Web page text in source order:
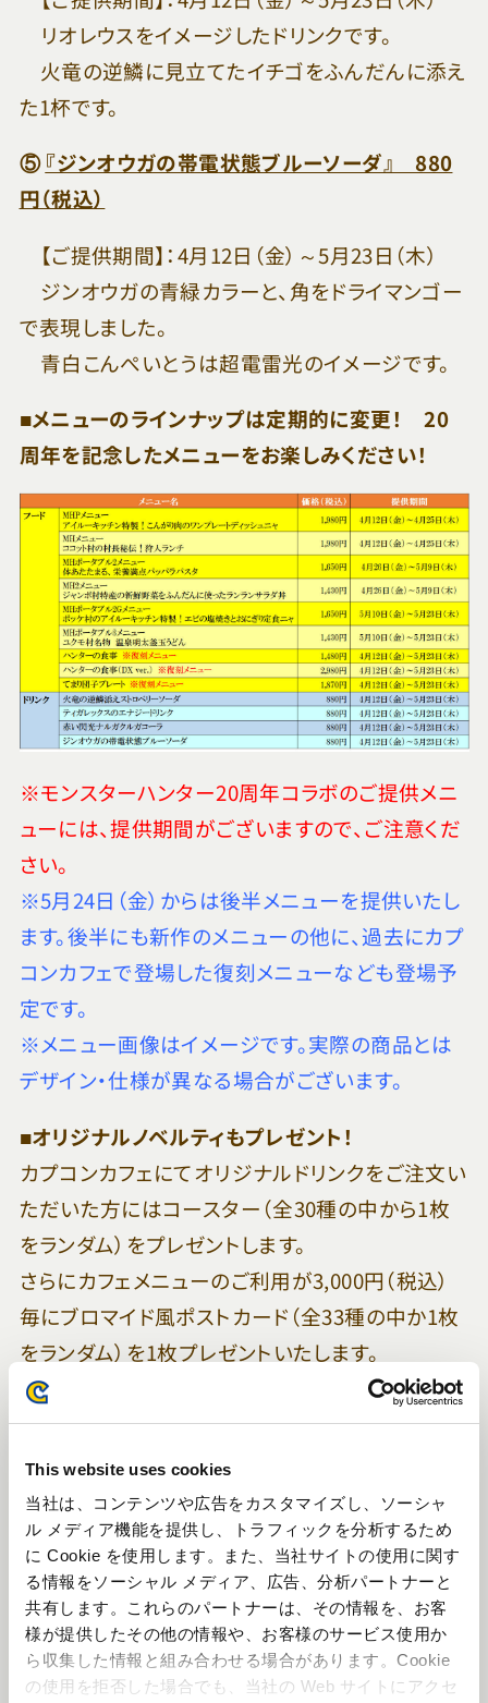
This website uses cookies
当社は、コンテンツや広告をカスタマイズし、ソーシャ
ル メディア機能を提供し、トラフィックを分析するため
に Cookie を使用します。また、当社サイトの使用に関す
る情報をソーシャル メディア、広告、分析パートナーと
共有します。これらのパートナーは、その情報を、お客
様が提供したその他の情報や、お客様のサービス使用か
ら収集した情報と組み合わせる場合があります。Cookie
の使用を拒否した場合でも、当社の Web サイトにアクセ
リオレウスをイメージしたドリンクです。
火竜の逆鱗に見立てたイチゴをふんだんに添え
た1杯です。
⑤『ジンオウガの帯電状態ブルーソーダ』 880
円（税込）
【ご提供期間】：4月12日（金）～5月23日（木）
ジンオウガの青緑カラーと、角をドライマンゴー
で表現しました。
青白こんぺいとうは超電雷光のイメージです。
■メニューのラインナップは定期的に変更！ 20
周年を記念したメニューをお楽しみください！
※モンスターハンター20周年コラボのご提供メニ
ューには、提供期間がございますので、ご注意くだ
さい。
※5月24日（金）からは後半メニューを提供いたし
ます。後半にも新作のメニューの他に、過去にカプ
コンカフェで登場した復刻メニューなども登場予
定です。
※メニュー画像はイメージです。実際の商品とは
デザイン・仕様が異なる場合がございます。
■オリジナルノベルティもプレゼント！
カプコンカフェにてオリジナルドリンクをご注文い
ただいた方にはコースター（全30種の中から1枚
をランダム）をプレゼントします。
さらにカフェメニューのご利用が3,000円（税込）
毎にブロマイド風ポストカード（全33種の中か1枚
をランダム）を1枚プレゼントいたします。
▼オリジナルドリンクをご注文で「コースター」（全